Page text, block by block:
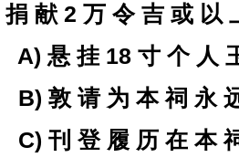
捐 献 2 万 令 吉 或 以
A) 悬 挂 18 寸 个 人
B) 敦 请 为 本 祠 永
C) 刊 登 履 历 在 本